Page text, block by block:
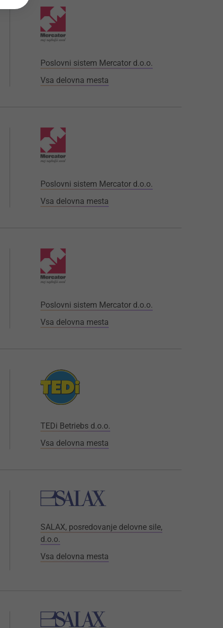
Poslovni sistem Mercator d.o.o.
Vsa delovna mesta
Poslovni sistem Mercator d.o.o.
Vsa delovna mesta
Poslovni sistem Mercator d.o.o.
Vsa delovna mesta
TEDi Betriebs d.o.o.
Vsa delovna mesta
SALAX, posredovanje delovne sile,
d.o.o.
Vsa delovna mesta